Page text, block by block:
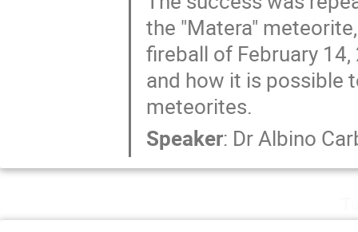
the "Matera"
fireball of February
and how it is possible
meteorites.
Speaker: DrAlbino